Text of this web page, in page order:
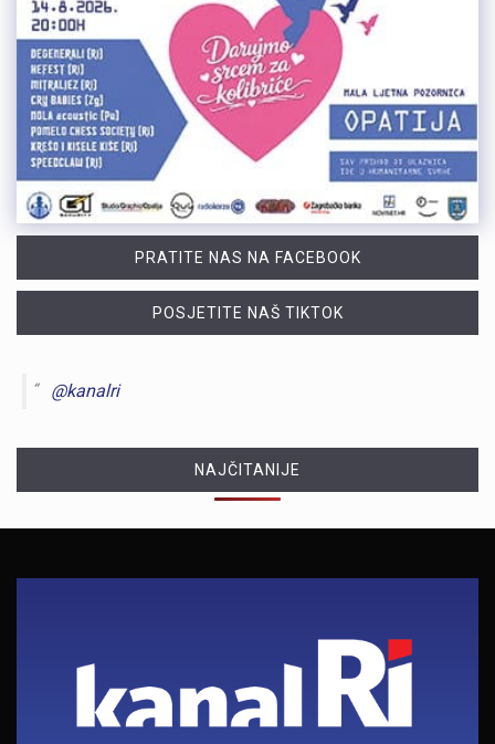
PRATITE NAS NA FACEBOOK
POSJETITE NAŠ TIKTOK
@kanalri
NAJČITANIJE